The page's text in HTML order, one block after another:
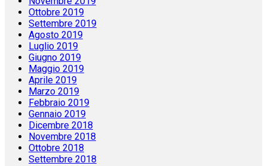
Ottobre 2019
Settembre 2019
Agosto 2019
Luglio 2019
Giugno 2019
Maggio 2019
Aprile 2019
Marzo 2019
Febbraio 2019
Gennaio 2019
Dicembre 2018
Novembre 2018
Ottobre 2018
Settembre 2018